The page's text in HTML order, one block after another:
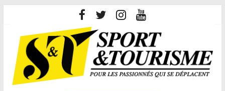
content